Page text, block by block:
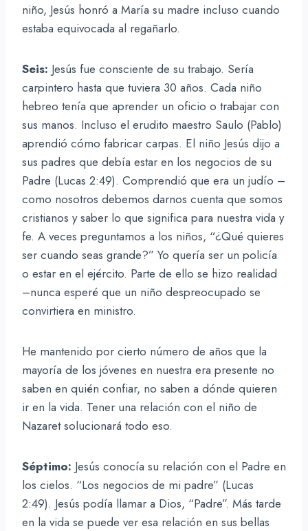
niño, Jesús honró a María su madre incluso cuando
estaba equivocada al regañarlo.
Seis: Jesús fue consciente de su trabajo. Sería
carpintero hasta que tuviera 30 años. Cada niño
hebreo tenía que aprender un oficio o trabajar con
sus manos. Incluso el erudito maestro Saulo (Pablo)
aprendió cómo fabricar carpas. El niño Jesús dijo a
sus padres que debía estar en los negocios de su
Padre (Lucas 2:49). Comprendió que era un judío –
como nosotros debemos darnos cuenta que somos
cristianos y saber lo que significa para nuestra vida y
fe. A veces preguntamos a los niños, “¿Qué quieres
ser cuando seas grande?” Yo quería ser un policía
o estar en el ejército. Parte de ello se hizo realidad
–nunca esperé que un niño despreocupado se
convirtiera en ministro.
He mantenido por cierto número de años que la
mayoría de los jóvenes en nuestra era presente no
saben en quién confiar, no saben a dónde quieren
ir en la vida. Tener una relación con el niño de
Nazaret solucionará todo eso.
Séptimo: Jesús conocía su relación con el Padre en
los cielos. “Los negocios de mi padre” (Lucas
2:49). Jesús podía llamar a Dios, “Padre”. Más tarde
en la vida se puede ver esa relación en sus bellas